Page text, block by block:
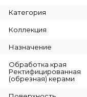
Категория
Коллекция
Назначение
Обработка края
Ректифицированная
(обрезная) керами